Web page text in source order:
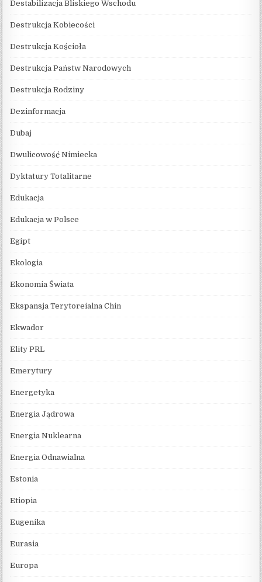
Destabilizacja Bliskiego Wschodu
Destrukcja Kobiecości
Destrukcja Kościoła
Destrukcja Państw Narodowych
Destrukcja Rodziny
Dezinformacja
Dubaj
Dwulicowość Nimiecka
Dyktatury Totalitarne
Edukacja
Edukacja w Polsce
Egipt
Ekologia
Ekonomia Świata
Ekspansja Terytoreialna Chin
Ekwador
Elity PRL
Emerytury
Energetyka
Energia Jądrowa
Energia Nuklearna
Energia Odnawialna
Estonia
Etiopia
Eugenika
Eurasia
Europa